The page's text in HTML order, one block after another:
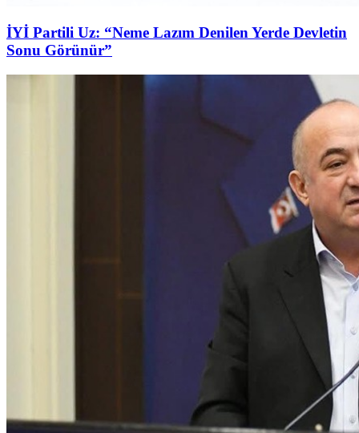
İYİ Partili Uz: “Neme Lazım Denilen Yerde Devletin
Sonu Görünür”